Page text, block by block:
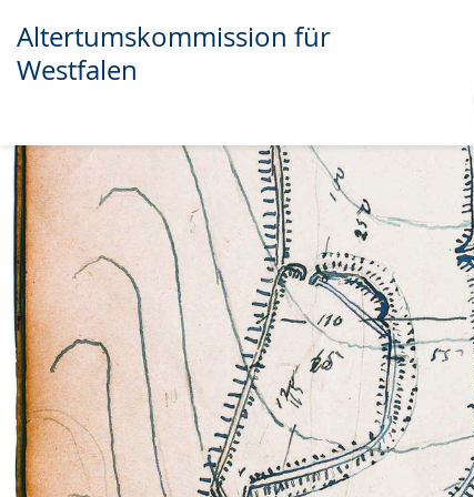
Transkript anzeigen
Abspielen
Pausieren
Altertumskommission für
Westfalen